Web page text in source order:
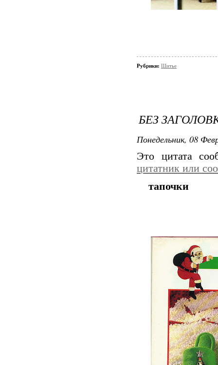
Рубрики: Шитье
БЕЗ
Понедельник, 08
Это цитата
цитатник или
тапочки